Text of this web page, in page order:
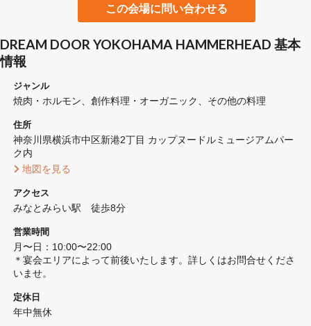
この会場に問い合わせる
DREAM DOOR YOKOHAMA HAMMERHEAD 基本
情報
ジャンル
焼肉・ホルモン 創作料理・オーガニック その他の料理
住所
神奈川県横浜市中区新港2丁目 カップヌードルミュージアムパー
ク内
地図を見る
アクセス
みなとみらい駅　徒歩8分
営業時間
月〜日：10:00〜22:00
＊宴会エリアによって前後いたします。詳しくはお問合せくださ
いませ。
定休日
年中無休